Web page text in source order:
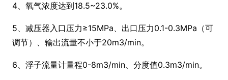
4、氧气浓度达到18.5~23.0%。
5、减压器入口压力≥15MPa、出口压力0.1-0.3MPa（可
调节）、输出流量不小于20m3/min。
6、浮子流量计量程0-8m3/min、分度值0.3m3/min。